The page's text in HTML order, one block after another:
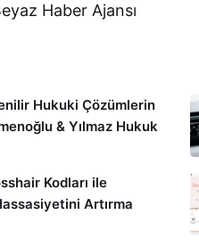
Haber Ajansı
Hukuki Çözümlerin
& Yılmaz Hukuk
Kodları ile
Artırma